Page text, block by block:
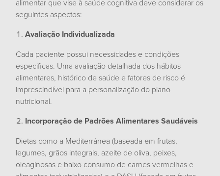
alimentar que vise à saúde cognitiva deve considerar os
seguintes aspectos:
Avaliação Individualizada
Cada paciente possui necessidades e condições
específicas. Uma avaliação detalhada dos hábitos
alimentares, histórico de saúde e fatores de risco é
imprescindível para a personalização do plano
nutricional.
Incorporação de Padrões Alimentares Saudáveis
Dietas como a Mediterrânea (baseada em frutas,
legumes, grãos integrais, azeite de oliva, peixes,
oleaginosas e baixo consumo de carnes vermelhas e